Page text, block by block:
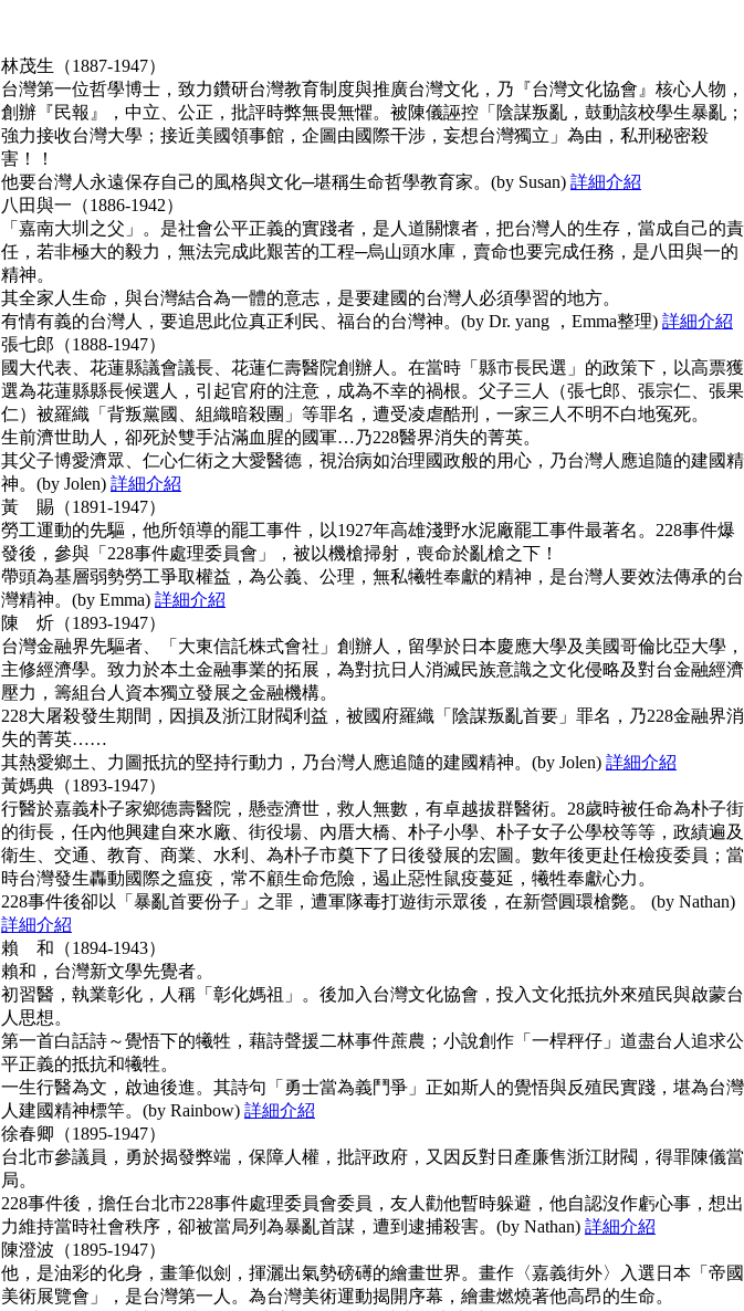
林茂生（1887-1947）
台灣第一位哲學博士，致力鑽研台灣教育制度與推廣台灣文化，乃『台灣文化協會』核心人物，
創辦『民報』，中立、公正，批評時弊無畏無懼。被陳儀誣控「陰謀叛亂，鼓動該校學生暴亂；
強力接收台灣大學；接近美國領事館，企圖由國際干涉，妄想台灣獨立」為由，私刑秘密殺
害！！
他要台灣人永遠保存自己的風格與文化─堪稱生命哲學教育家。(by Susan) 詳細介紹
八田與一（1886-1942）
「嘉南大圳之父」。是社會公平正義的實踐者，是人道關懷者，把台灣人的生存，當成自己的責
任，若非極大的毅力，無法完成此艱苦的工程─烏山頭水庫，賣命也要完成任務，是八田與一的
精神。
其全家人生命，與台灣結合為一體的意志，是要建國的台灣人必須學習的地方。
有情有義的台灣人，要追思此位真正利民、福台的台灣神。(by Dr. yang ，Emma整理) 詳細介紹
張七郎（1888-1947）
國大代表、花蓮縣議會議長、花蓮仁壽醫院創辦人。在當時「縣市長民選」的政策下，以高票獲
選為花蓮縣縣長候選人，引起官府的注意，成為不幸的禍根。父子三人（張七郎、張宗仁、張果
仁）被羅織「背叛黨國、組織暗殺團」等罪名，遭受凌虐酷刑，一家三人不明不白地冤死。
生前濟世助人，卻死於雙手沾滿血腥的國軍…乃228醫界消失的菁英。
其父子博愛濟眾、仁心仁術之大愛醫德，視治病如治理國政般的用心，乃台灣人應追隨的建國精
神。(by Jolen) 詳細介紹
黃 賜（1891-1947）
勞工運動的先驅，他所領導的罷工事件，以1927年高雄淺野水泥廠罷工事件最著名。228事件爆
發後，參與「228事件處理委員會」，被以機槍掃射，喪命於亂槍之下！
帶頭為基層弱勢勞工爭取權益，為公義、公理，無私犧牲奉獻的精神，是台灣人要效法傳承的台
灣精神。(by Emma) 詳細介紹
陳 炘（1893-1947）
台灣金融界先驅者、「大東信託株式會社」創辦人，留學於日本慶應大學及美國哥倫比亞大學，
主修經濟學。致力於本土金融事業的拓展，為對抗日人消滅民族意識之文化侵略及對台金融經濟
壓力，籌組台人資本獨立發展之金融機構。
228大屠殺發生期間，因損及浙江財閥利益，被國府羅織「陰謀叛亂首要」罪名，乃228金融界消
失的菁英……
其熱愛鄉土、力圖抵抗的堅持行動力，乃台灣人應追隨的建國精神。(by Jolen) 詳細介紹
黃媽典（1893-1947）
行醫於嘉義朴子家鄉德壽醫院，懸壺濟世，救人無數，有卓越拔群醫術。28歲時被任命為朴子街
的街長，任內他興建自來水廠、街役場、內厝大橋、朴子小學、朴子女子公學校等等，政績遍及
衛生、交通、教育、商業、水利、為朴子市奠下了日後發展的宏圖。數年後更赴任檢疫委員；當
時台灣發生轟動國際之瘟疫，常不顧生命危險，遏止惡性鼠疫蔓延，犧牲奉獻心力。
228事件後卻以「暴亂首要份子」之罪，遭軍隊毒打遊街示眾後，在新營圓環槍斃。 (by Nathan)
詳細介紹
賴 和（1894-1943）
賴和，台灣新文學先覺者。
初習醫，執業彰化，人稱「彰化媽祖」。後加入台灣文化協會，投入文化抵抗外來殖民與啟蒙台
人思想。
第一首白話詩～覺悟下的犧牲，藉詩聲援二林事件蔗農；小說創作「一桿秤仔」道盡台人追求公
平正義的抵抗和犧牲。
一生行醫為文，啟迪後進。其詩句「勇士當為義鬥爭」正如斯人的覺悟與反殖民實踐，堪為台灣
人建國精神標竿。(by Rainbow) 詳細介紹
徐春卿（1895-1947）
台北市參議員，勇於揭發弊端，保障人權，批評政府，又因反對日產廉售浙江財閥，得罪陳儀當
局。
228事件後，擔任台北市228事件處理委員會委員，友人勸他暫時躲避，他自認沒作虧心事，想出
力維持當時社會秩序，卻被當局列為暴亂首謀，遭到逮捕殺害。(by Nathan) 詳細介紹
陳澄波（1895-1947）
他，是油彩的化身，畫筆似劍，揮灑出氣勢磅礡的繪畫世界。畫作〈嘉義街外〉入選日本「帝國
美術展覽會」，是台灣第一人。為台灣美術運動揭開序幕，繪畫燃燒著他高昂的生命。